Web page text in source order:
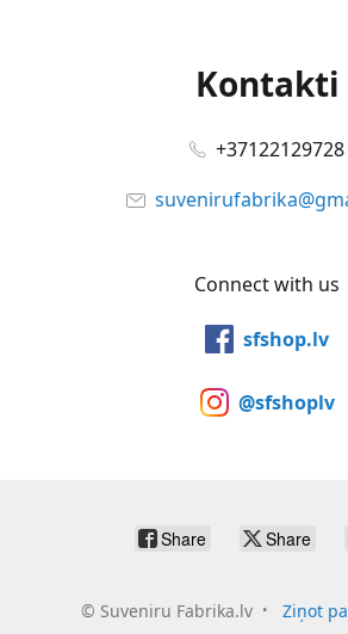
Kontakti
+37122129728
Connect with us
sfshop.lv
@sfshoplv
Share Share
© Suveniru Fabrika.lv Ziņot